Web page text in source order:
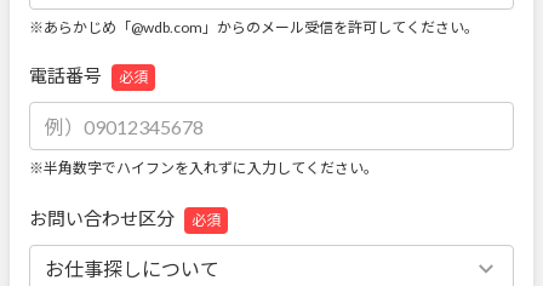
※あらかじめ「@wdb.com」からのメール受信を許可してください。
電話番号 必須
※半角数字でハイフンを入れずに入力してください。
お問い合わせ区分 必須